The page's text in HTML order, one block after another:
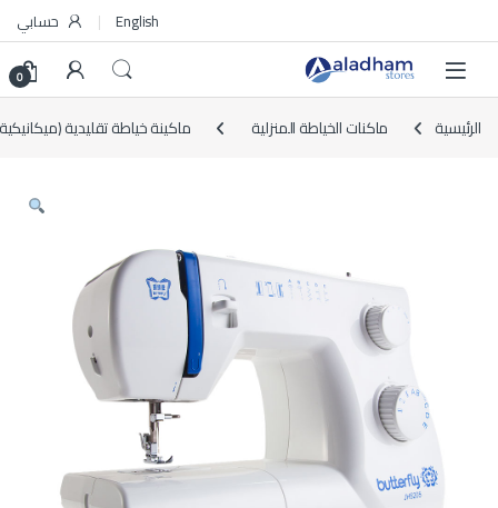
English حسابي
0
الرئيسية ماكنات الخياطة المنزلية ماكينة خياطة تقليدية